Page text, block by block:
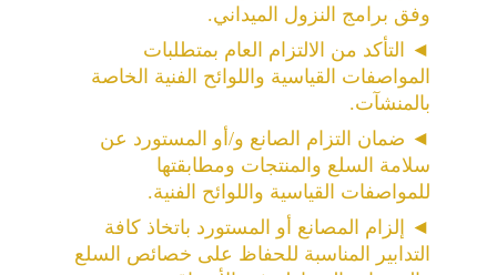
وفق برامج النزول الميداني.
◄
التأكد من الالتزام العام بمتطلبات
المواصفات القياسية واللوائح الفنية الخاصة
بالمنشآت.
◄ ضمان التزام الصانع و/أو المستورد عن
سلامة السلع والمنتجات ومطابقتها
للمواصفات القياسية واللوائح الفنية.
◄
إلزام المصانع أو المستورد باتخاذ كافة
التدابير المناسبة للحفاظ على خصائص السلع